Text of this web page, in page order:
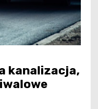
kanalizacja,